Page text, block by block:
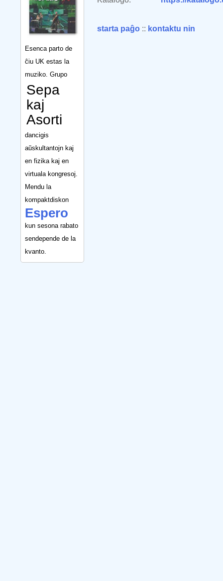
Esenca parto de
ĉiu UK estas la
muziko. Grupo
Sepa
kaj
Asorti
dancigis
aŭskultantojn kaj
en fizika kaj en
virtuala kongresoj.
Mendu la
kompaktdiskon
Espero
kun sesona rabato
sendepende de la
kvanto.
starta paĝo :: kontaktu nin